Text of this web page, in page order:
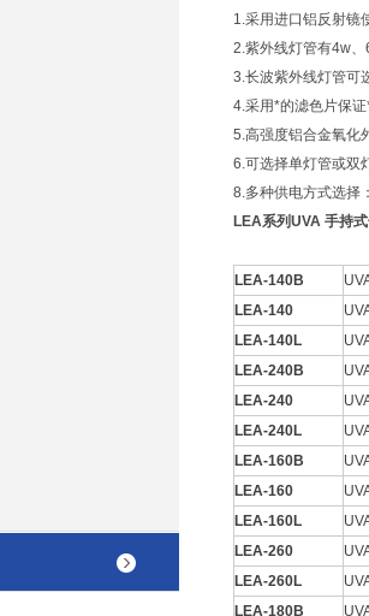
1.采用进口铝反射镜
2.紫外线灯管有4w
3.长波紫外线灯管可
4.采用*的滤色片保
5.高强度铝合金氧化
6.可选择单灯管或双
8.多种供电方式选择
LEA系列UVA 手持
LEA-140B
LEA-140
LEA-140L
LEA-240B
LEA-240
LEA-240L
LEA-160B
LEA-160
LEA-160L
LEA-260
LEA-260L
LEA-180B